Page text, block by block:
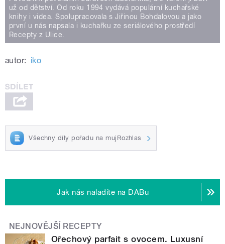
už od dětství. Od roku 1994 vydává populární kuchařské
knihy i videa. Spolupracovala s Jiřinou Bohdalovou a jako
první u nás napsala i kuchařku ze seriálového prostředí
Recepty z Ulice.
autor: iko
Všechny díly pořadu na mujRozhlas
Jak nás naladíte na DABu
NEJNOVĚJŠÍ RECEPTY
Ořechový parfait s ovocem. Luxusní